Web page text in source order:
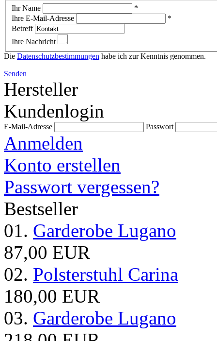
Ihr Name
*
Ihre E-Mail-Adresse
*
Betreff
Ihre Nachricht
Die Datenschutzbestimmungen habe ich zur Kenntnis genommen.
Senden
Hersteller
Kundenlogin
E-Mail-Adresse Passwort
Anmelden
Konto erstellen
Passwort vergessen?
Bestseller
01. Garderobe Lugano
87,00 EUR
02. Polsterstuhl Carina
180,00 EUR
03. Garderobe Lugano